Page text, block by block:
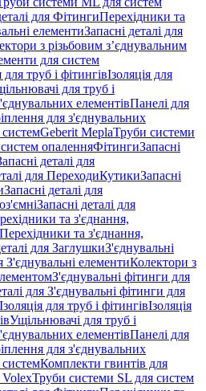
для ФітингиПерехідники та
елементиЗапасні деталі для
з різьбовим з’єднувальним
для систем
для труб і фітингівІзоляція для
для труб і
елементівПанелі для
для з'єднувальних
Geberit MeplaТруби системи
опаленняФітингиЗапасні
деталі для
для ПереходиКутикиЗапасні
Запасні деталі для
Запасні деталі для
та з'єднання,
та з'єднання,
для ЗаглушкиЗ'єднувальні
З'єднувальні елементиКолектори з
З'єднувальні фітинги для
для З'єднувальні фітинги для
Ізоляція для труб і фітингівІзоляція
Ущільнювачі для труб і
елементівПанелі для
для з'єднувальних
Комплекти гвинтів для
VolexТруби системи SL для систем